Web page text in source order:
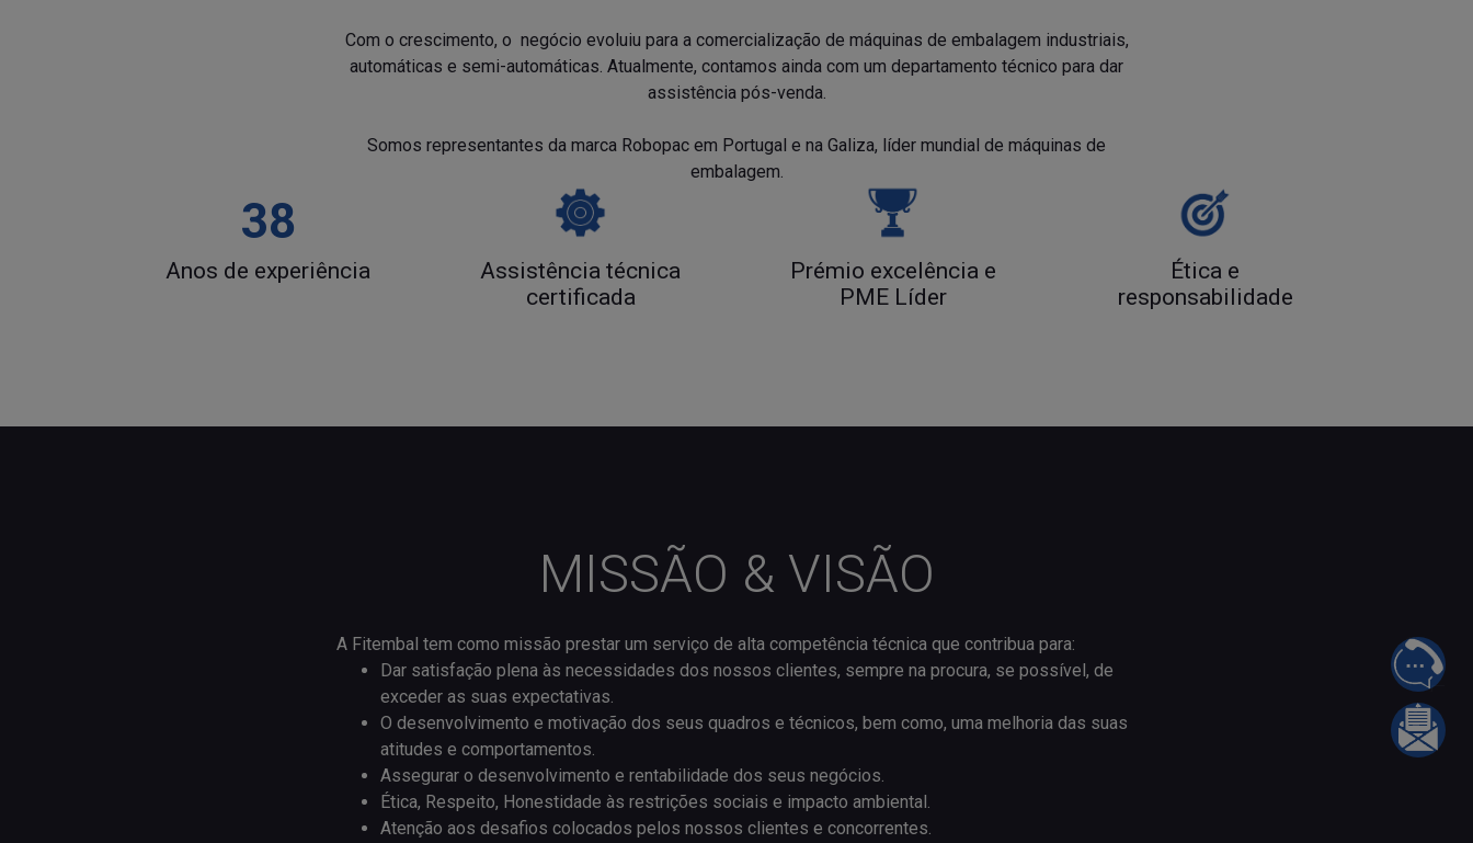
Com o crescimento, o negócio evoluiu para a comercialização de máquinas de embalagem industriais,
automáticas e semi-automáticas. Atualmente, contamos ainda com um departamento técnico para dar
assistência pós-venda.
Somos representantes da marca Robopac em Portugal e na Galiza, líder mundial de máquinas de
embalagem.
38
Anos de experiência
Assistência técnica
certificada
Prémio excelência e
PME Líder
Ética e
responsabilidade
MISSÃO & VISÃO
A Fitembal tem como missão prestar um serviço de alta competência técnica que contribua para:
Dar satisfação plena às necessidades dos nossos clientes, sempre na procura, se possível, de
exceder as suas expectativas.
O desenvolvimento e motivação dos seus quadros e técnicos, bem como, uma melhoria das suas
atitudes e comportamentos.
Assegurar o desenvolvimento e rentabilidade dos seus negócios.
Ética, Respeito, Honestidade às restrições sociais e impacto ambiental.
Atenção aos desafios colocados pelos nossos clientes e concorrentes.
FALE